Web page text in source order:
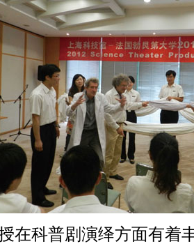
科普剧演绎方面有着